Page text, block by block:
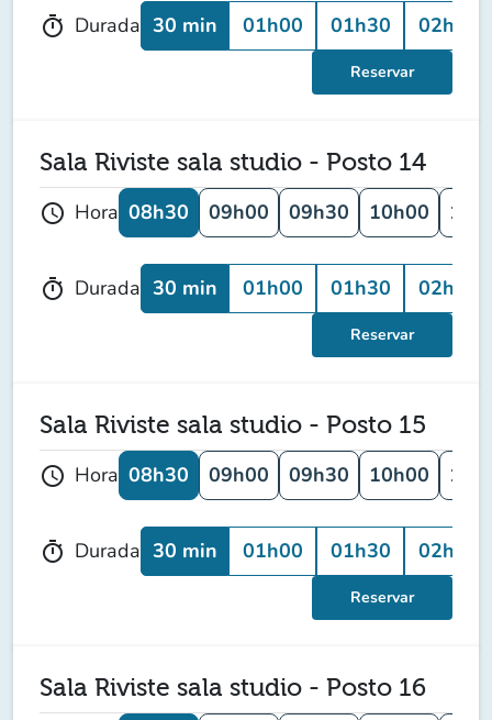
timer Durada 30 min 01h00 01h30 02h00
Reservar
Sala Riviste sala studio - Posto 14
schedule Hora 08h30 09h00 09h30 10h00
timer Durada 30 min 01h00 01h30 02h00
Reservar
Sala Riviste sala studio - Posto 15
schedule Hora 08h30 09h00 09h30 10h00
timer Durada 30 min 01h00 01h30 02h00
Reservar
Sala Riviste sala studio - Posto 16